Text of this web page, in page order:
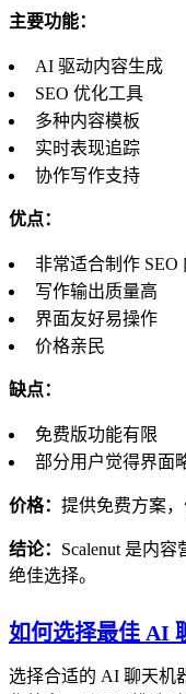
主要功能：
AI 驱动内容生成
SEO 优化工具
多种内容模板
实时表现追踪
协作写作支持
优点：
非常适合制作 SEO
写作输出质量高
界面友好易操作
价格亲民
缺点：
免费版功能有限
部分用户觉得界面
价格： 提供免费方案，
结论： Scalenut 是内
绝佳选择。
如何选择最佳 AI
选择合适的 AI 聊天机